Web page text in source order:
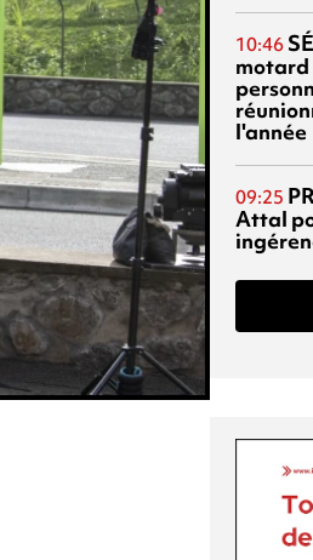
10:46
motard
l'année
09:25
Attal